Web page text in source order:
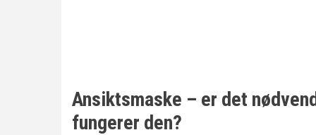
Ansiktsmaske – er det
fungerer den?